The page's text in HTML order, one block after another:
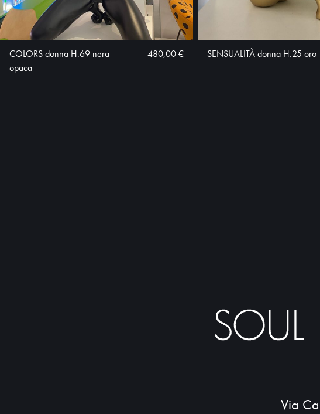
COLORS donna H.69 nera
opaca
480,00 € SENSUALITÀ donna H.25 oro
Via